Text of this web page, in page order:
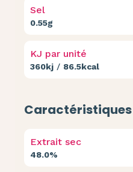
Sel
0.55g
KJ par unité
360kj / 86.5kcal
Extrait sec
48.0%